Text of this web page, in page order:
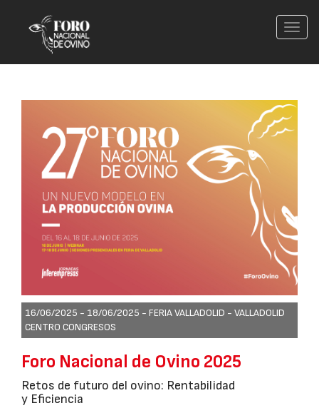
16/06/2025 - 18/06/2025 - FERIA VALLADOLID - VALLADOLID
CENTRO CONGRESOS
Foro Nacional de Ovino 2025
Retos de futuro del ovino: Rentabilidad
y Eficiencia